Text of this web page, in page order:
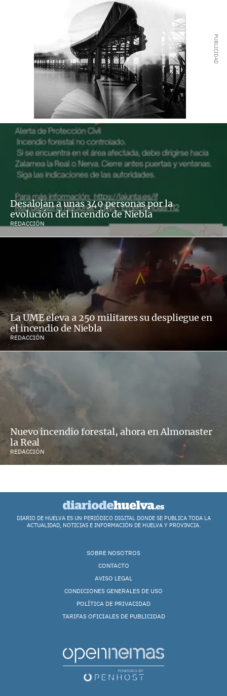
Desalojan a unas 340 personas por la
evolución del incendio de Niebla
REDACCIÓN
La UME eleva a 250 militares su despliegue en
el incendio de Niebla
REDACCIÓN
Nuevo incendio forestal, ahora en Almonaster
la Real
REDACCIÓN
DIARIO DE HUELVA ES UN PERIÓDICO DIGITAL DONDE SE PUBLICA TODA LA
ACTUALIDAD, NOTICIAS E INFORMACIÓN DE HUELVA Y PROVINCIA.
SOBRE NOSOTROS
CONTACTO
AVISO LEGAL
CONDICIONES GENERALES DE USO
POLÍTICA DE PRIVACIDAD
TARIFAS OFICIALES DE PUBLICIDAD